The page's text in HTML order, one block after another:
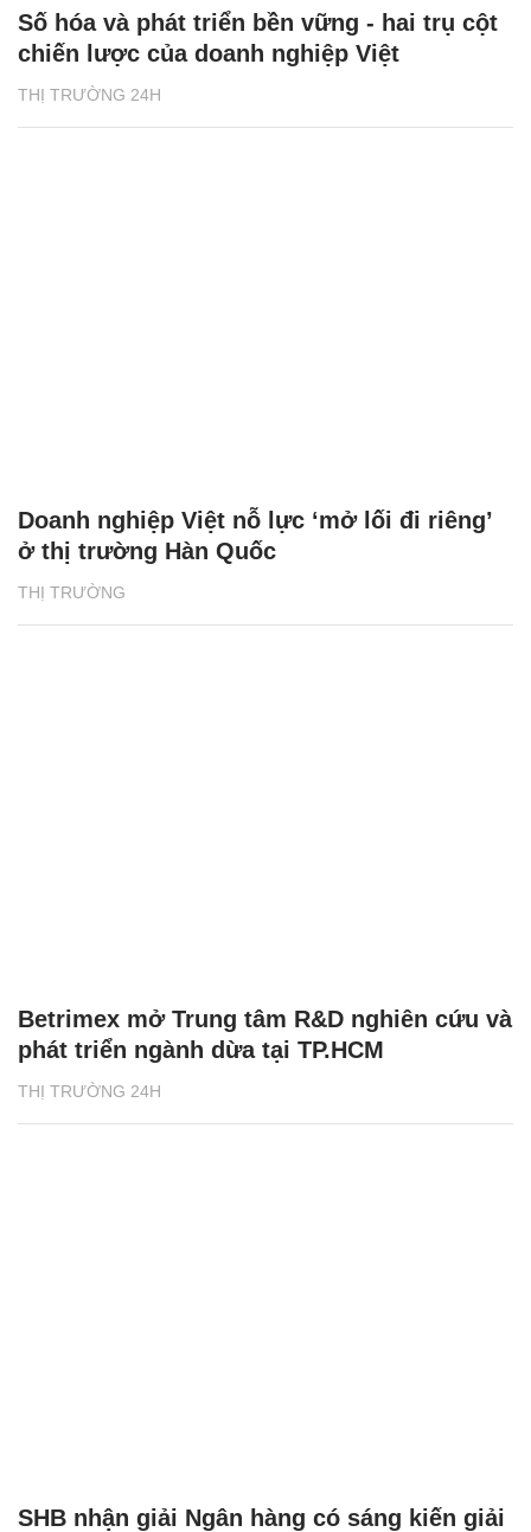
THỊ TRƯỜNG 24H
Số hóa và phát triển bền vững - hai trụ cột
chiến lược của doanh nghiệp Việt
THỊ TRƯỜNG
Doanh nghiệp Việt nỗ lực ‘mở lối đi riêng’
ở thị trường Hàn Quốc
THỊ TRƯỜNG 24H
Betrimex mở Trung tâm R&D nghiên cứu và
phát triển ngành dừa tại TP.HCM
SHB nhận giải Ngân hàng có sáng kiến giải